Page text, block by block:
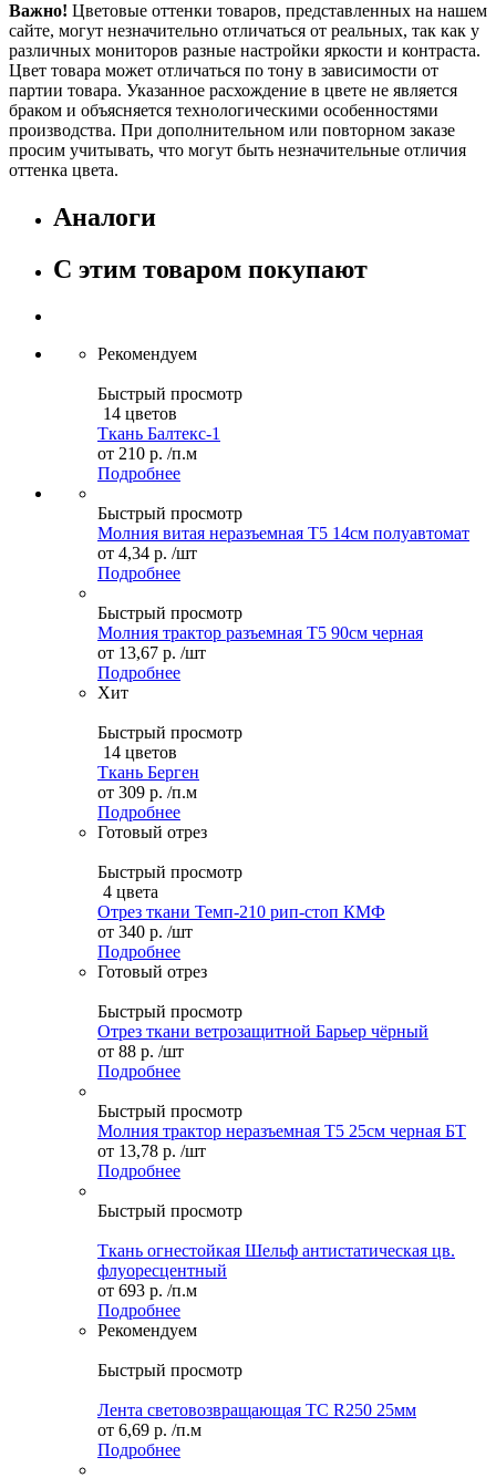
Важно! Цветовые оттенки товаров, представленных на нашем
сайте, могут незначительно отличаться от реальных, так как у
различных мониторов разные настройки яркости и контраста.
Цвет товара может отличаться по тону в зависимости от
партии товара. Указанное расхождение в цвете не является
браком и объясняется технологическими особенностями
производства. При дополнительном или повторном заказе
просим учитывать, что могут быть незначительные отличия
оттенка цвета.
Аналоги
С этим товаром покупают
Рекомендуем
Быстрый просмотр
14 цветов
Ткань Балтекс-1
от 210 р. /п.м
Подробнее
Быстрый просмотр
Молния витая неразъемная Т5 14см полуавтомат
от 4,34 р. /шт
Подробнее
Быстрый просмотр
Молния трактор разъемная Т5 90см черная
от 13,67 р. /шт
Подробнее
Хит
Быстрый просмотр
14 цветов
Ткань Берген
от 309 р. /п.м
Подробнее
Готовый отрез
Быстрый просмотр
4 цвета
Отрез ткани Темп-210 рип-стоп КМФ
от 340 р. /шт
Подробнее
Готовый отрез
Быстрый просмотр
Отрез ткани ветрозащитной Барьер чёрный
от 88 р. /шт
Подробнее
Быстрый просмотр
Молния трактор неразъемная Т5 25см черная БТ
от 13,78 р. /шт
Подробнее
Быстрый просмотр
Ткань огнестойкая Шельф антистатическая цв.
флуоресцентный
от 693 р. /п.м
Подробнее
Рекомендуем
Быстрый просмотр
Лента световозвращающая ТС R250 25мм
от 6,69 р. /п.м
Подробнее